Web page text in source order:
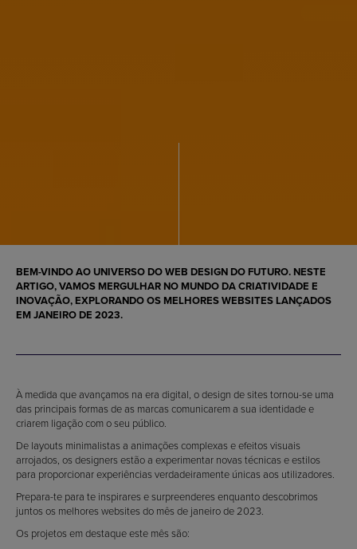
BEM-VINDO AO UNIVERSO DO WEB DESIGN DO FUTURO. NESTE
ARTIGO, VAMOS MERGULHAR NO MUNDO DA CRIATIVIDADE E
INOVAÇÃO, EXPLORANDO OS MELHORES WEBSITES LANÇADOS
EM JANEIRO DE 2023.
À medida que avançamos na era digital, o design de sites tornou-se uma
das principais formas de as marcas comunicarem a sua identidade e
criarem ligação com o seu público.
De layouts minimalistas a animações complexas e efeitos visuais
arrojados, os designers estão a experimentar novas técnicas e estilos
para proporcionar experiências verdadeiramente únicas aos utilizadores.
Prepara-te para te inspirares e surpreenderes enquanto descobrimos
juntos os melhores websites do mês de janeiro de 2023.
Os projetos em destaque este mês são: